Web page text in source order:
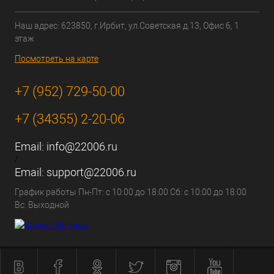
Наш адрес: 623850, г.Ирбит, ул.Советская д.13, Офис 6, 1
этаж
Посмотреть на карте
+7 (952) 729-50-00
+7 (34355) 2-20-06
Email: info@22006.ru
/
Email: support@22006.ru
График работы Пн-Пт: с 10:00 до 18:00 Сб: с 10:00 до 18:00
Вс: Выходной